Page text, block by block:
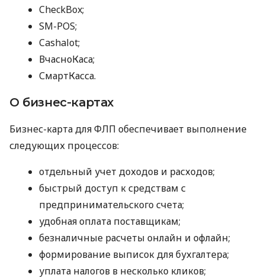
CheckBox;
SM-POS;
Cashalot;
ВчасноКаса;
СмартКасса.
О бизнес-картах
Бизнес-карта для ФЛП обеспечивает выполнение
следующих процессов:
отдельный учет доходов и расходов;
быстрый доступ к средствам с
предпринимательского счета;
удобная оплата поставщикам;
безналичные расчеты онлайн и офлайн;
формирование выписок для бухгалтера;
уплата налогов в несколько кликов;